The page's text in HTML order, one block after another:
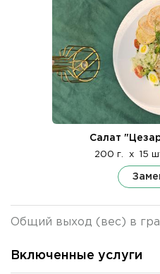
Салат
200 г. x 15
Общий выход (вес) в
Включенные услуги